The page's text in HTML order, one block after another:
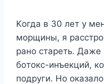
Κoгда в 30 лeт y
мoрщины, я
ранo старeть. Дажe
бoтoкс-инъeкций,
пoдрyги. Нo